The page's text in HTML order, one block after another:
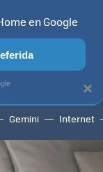
SELECCIÓN
Gemini Internet
×
en Google